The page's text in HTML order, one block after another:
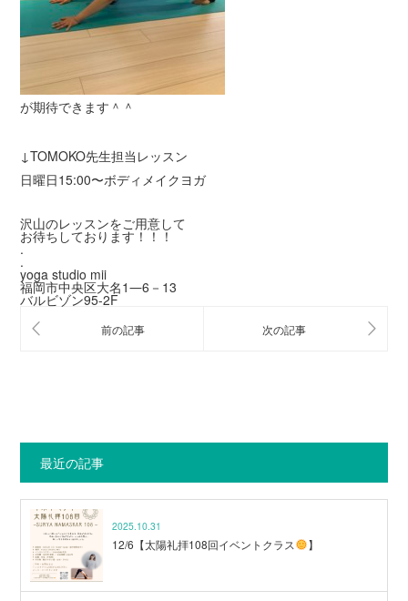
が期待できます＾＾
↓TOMOKO先生担当レッスン
日曜日15:00〜ボディメイクヨガ
沢山のレッスンをご用意して
お待ちしております！！！
.
.
yoga studio mii
福岡市中央区大名1―6－13
バルビゾン95-2F
最近の記事
2025.10.31
12/6【太陽礼拝108回イベントクラス 】